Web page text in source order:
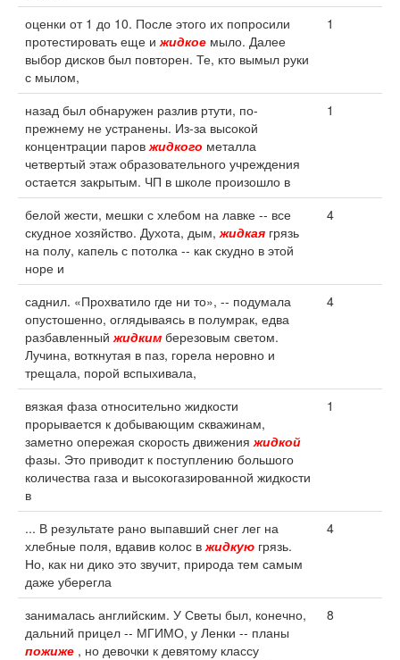
оценки от 1 до 10. После этого их попросили
протестировать еще ижидкое мыло. Далее
выбор дисков был повторен. Те, кто вымыл руки
с мылом,
1
назад был обнаружен разлив ртути, по-
прежнему не устранены. Из-за высокой
концентрации паровжидкого металла
четвертый этаж образовательного учреждения
остается закрытым. ЧП в школе произошло в
1
белой жести, мешки с хлебом на лавке -- все
скудное хозяйство. Духота, дым,жидкая грязь
на полу, капель с потолка -- как скудно в этой
норе и
4
саднил. «Прохватило где ни то», -- подумала
опустошенно, оглядываясь в полумрак, едва
разбавленныйжидким березовым светом.
Лучина, воткнутая в паз, горела неровно и
трещала, порой вспыхивала,
4
вязкая фаза относительно жидкости
прорывается к добывающим скважинам,
заметно опережая скорость движенияжидкой
фазы. Это приводит к поступлению большого
количества газа и высокогазированной жидкости
в
1
... В результате рано выпавший снег лег на
хлебные поля, вдавив колос вжидкую грязь.
Но, как ни дико это звучит, природа тем самым
даже уберегла
4
занималась английским. У Светы был, конечно,
дальний прицел -- МГИМО, у Ленки -- планы
пожиже , но девочки к девятому классу
8